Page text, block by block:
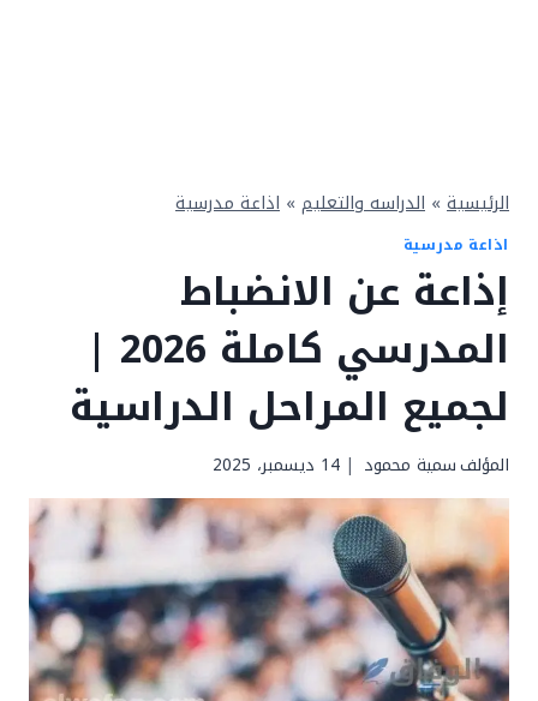
الرئيسية » الدراسه والتعليم » اذاعة مدرسية
اذاعة مدرسية
إذاعة عن الانضباط
المدرسي كاملة 2026 |
لجميع المراحل الدراسية
المؤلفسمية محمود 14 ديسمبر، 2025